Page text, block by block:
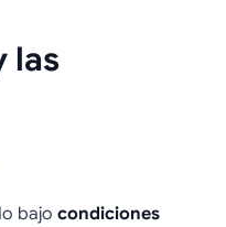
las
bajo condiciones